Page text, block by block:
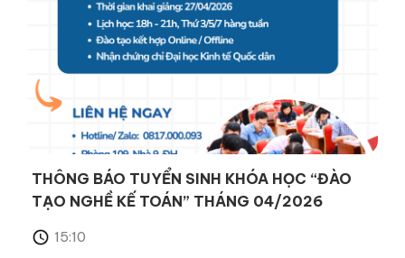
THÔNG BÁO TUYỂN SINH KHÓA HỌC “ĐÀO
TẠO NGHỀ KẾ TOÁN” THÁNG 04/2026
15:10